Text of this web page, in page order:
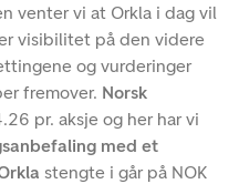
venter vi at Orkla i dag vil
visibilitet på den videre
og vurderinger
fremover. Norsk
pr. aksje og her har vi
med et
stengte i går på NOK